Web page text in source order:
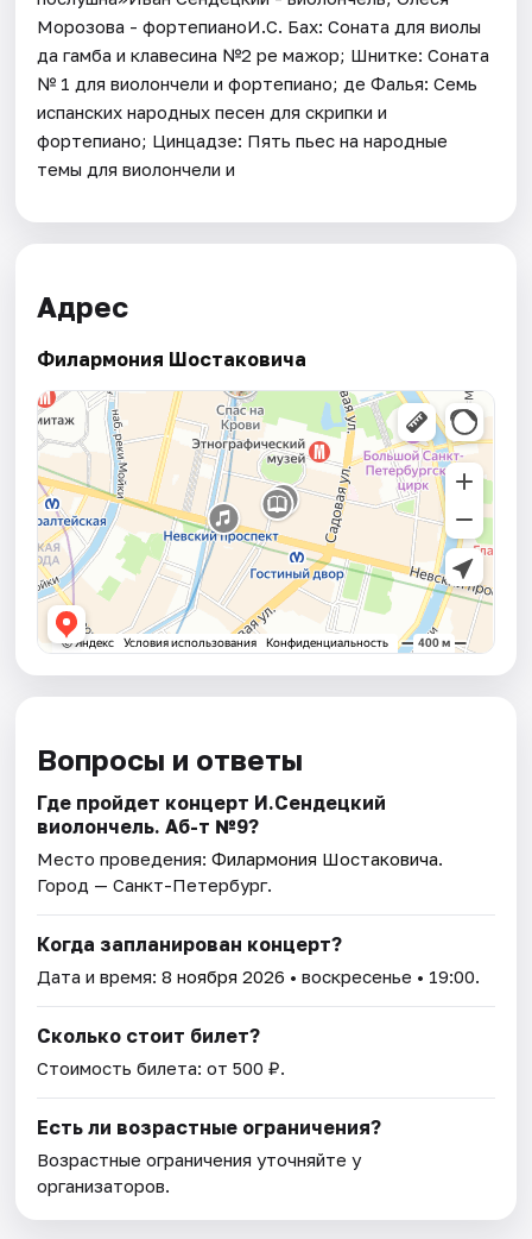
Морозова - фортепианоИ.С. Бах: Соната для виолы
да гамба и клавесина №2 pе мажор; Шнитке: Соната
№ 1 для виолончели и фортепиано; де Фалья: Семь
испанских народных песен для скрипки и
фортепиано; Цинцадзе: Пять пьес на народные
темы для виолончели и
Адрес
Филармония Шостаковича
Вопросы и ответы
Где пройдет концерт И.Сендецкий
виолончель. Аб-т №9?
Место проведения:Филармония Шостаковича.
Город — Санкт-Петербург.
Когда запланирован концерт?
Дата и время:8 ноября 2026 • воскресенье • 19:00.
Сколько стоит билет?
Стоимость билета: от 500 ₽.
Есть ли возрастные ограничения?
Возрастные ограничения уточняйте у
организаторов.